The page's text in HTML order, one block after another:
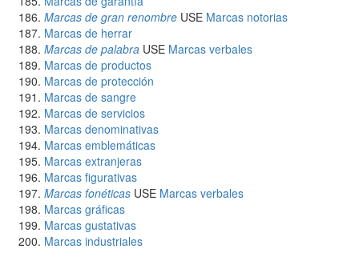
Marcas de gran renombre USE Marcas notorias
Marcas de herrar
Marcas de palabra USE Marcas verbales
Marcas de productos
Marcas de protección
Marcas de sangre
Marcas de servicios
Marcas denominativas
Marcas emblemáticas
Marcas extranjeras
Marcas figurativas
Marcas fonéticas USE Marcas verbales
Marcas gráficas
Marcas gustativas
Marcas industriales